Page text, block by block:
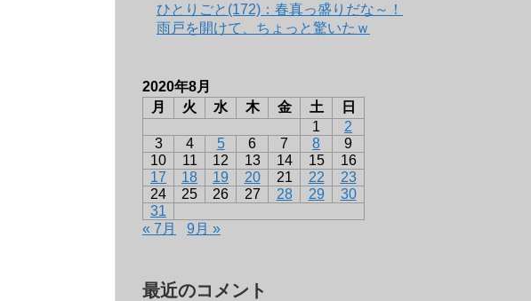
ひとりごと(172)：春真っ盛りだな～！
雨戸を開けて、ちょっと驚いたｗ
2020年8月
月
火 水 木 金 土
日
1
2
3
4 5 6 7 8
9
10
11 12 13 14 15
16
17
18 19 20 21 22
23
24
25 26 27 28 29
30
31
« 7月
9月 »
最近のコメント